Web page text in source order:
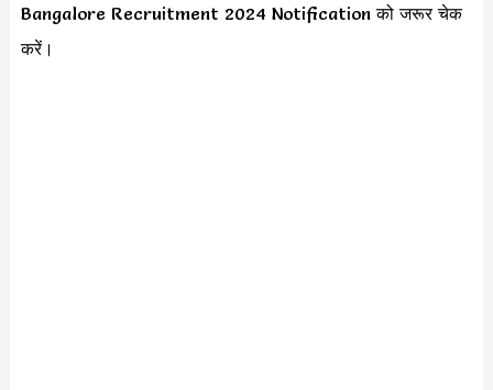
Bangalore Recruitment 2024 Notification को जरूर चेक
करें।